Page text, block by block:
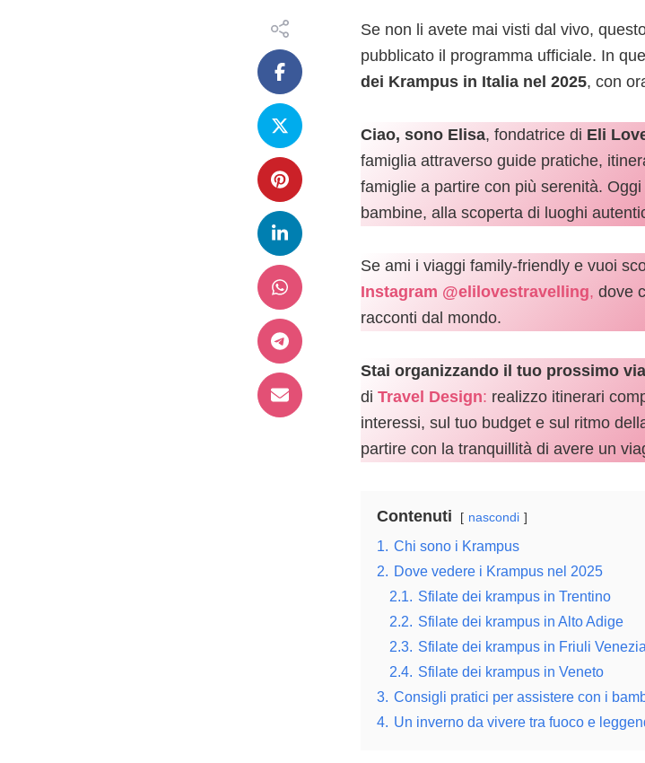
Se non li avete mai visti dal vivo,
pubblicato il programma ufficiale. In
dei Krampus in Italia nel 2025, con
Ciao, sono Elisa, fondatrice di Eli
famiglia attraverso guide pratiche,
famiglie a partire con più serenità.
bambine, alla scoperta di luoghi
Se ami i viaggi family-friendly e vuoi
Instagram @elilovestravelling, dove
racconti dal mondo.
Stai organizzando il tuo prossimo
di Travel Design: realizzo itinerari
interessi, sul tuo budget e sul ritmo
partire con la tranquillità di avere un
Contenuti nascondi
1. Chi sono i Krampus
2. Dove vedere i Krampus nel 2025
2.1. Sfilate dei krampus in Trentino
2.2. Sfilate dei krampus in Alto Adige
2.3. Sfilate dei krampus in Friuli
2.4. Sfilate dei krampus in Veneto
3. Consigli pratici per assistere con i
4. Un inverno da vivere tra fuoco e